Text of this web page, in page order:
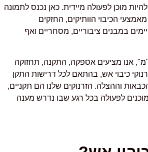
מוכן לפעולה מיידית. כאן נכנס לתמונה
הכיבוי הוותיקים, החזקים
במבנים ציבוריים, מסחריים ואף
אנו מציעים אספקה, התקנה, תחזוקה
כיבוי אש, בהתאם לכל דרישות התקן
וההצלה. הזרנוקים שלנו הם תקניים,
לפעולה בכל רגע שבו נדרש מענה